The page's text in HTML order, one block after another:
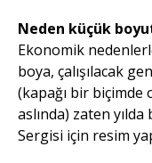
Neden küçük
Ekonomik
boya, çalışılacak
(kapağı bir biçimde
aslında) zaten
Sergisi için resim